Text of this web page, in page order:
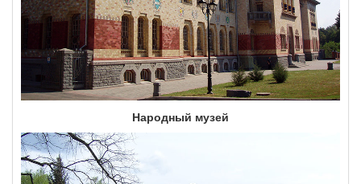
Народный музей